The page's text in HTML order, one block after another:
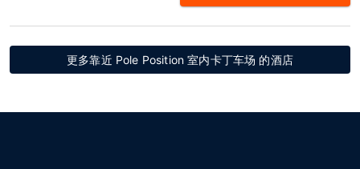
更多靠近 Pole Position 室内卡丁车场 的酒店